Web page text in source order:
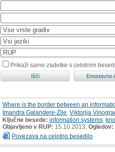
Prikaži samo zadetke s celotnim
Where is the border between an
Imandra Galandere-Zile Viktorija
Ključne besede: information systems
Objavljeno v RUP: 15.10.2013; Ogledov:
Povezava na celotno besedilo